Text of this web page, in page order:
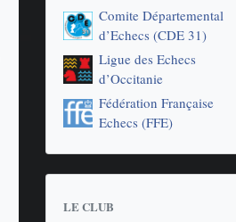
Comite Départemental
d’Echecs (CDE 31)
Ligue des Echecs
d’Occitanie
Fédération Française
Echecs (FFE)
LE CLUB